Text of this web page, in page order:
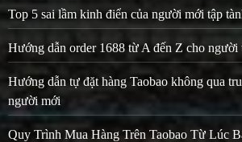
Top 5 sai lầm kinh điển của người mới tập
Hướng dẫn order 1688 từ A đến Z cho người
Hướng dẫn tự đặt hàng Taobao không qua
người mới
Quy Trình Mua Hàng Trên Taobao Từ Lúc